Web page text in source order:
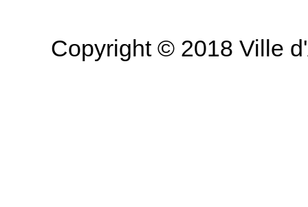
Copyright © 2018 Ville